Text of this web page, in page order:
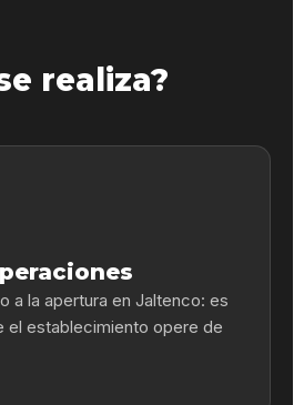
realiza?
a la apertura en Jaltenco: es
el establecimiento opere de